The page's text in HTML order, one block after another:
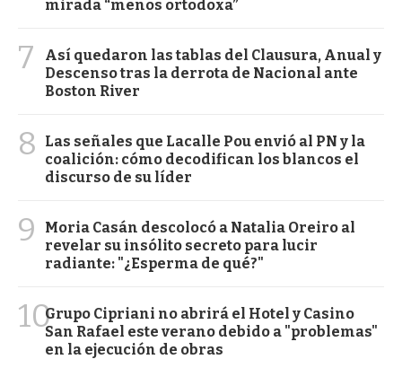
mirada “menos ortodoxa”
7
Así quedaron las tablas del Clausura, Anual y
Descenso tras la derrota de Nacional ante
Boston River
8
Las señales que Lacalle Pou envió al PN y la
coalición: cómo decodifican los blancos el
discurso de su líder
9
Moria Casán descolocó a Natalia Oreiro al
revelar su insólito secreto para lucir
radiante: "¿Esperma de qué?"
10Grupo Cipriani no abrirá el Hotel y Casino
San Rafael este verano debido a "problemas"
en la ejecución de obras